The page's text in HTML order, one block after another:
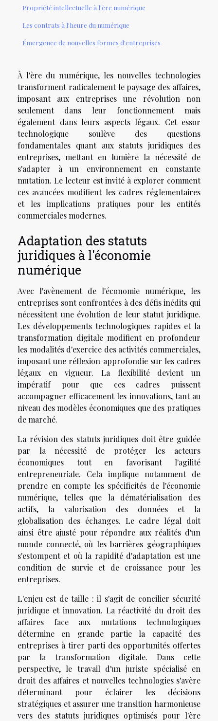
Propriété intellectuelle à l'ère numérique
Les contrats à l'heure du numérique
Émergence de nouvelles formes d'entreprises
À l'ère du numérique, les nouvelles technologies
transforment radicalement le paysage des affaires,
imposant aux entreprises une révolution non
seulement dans leur fonctionnement mais
également dans leurs aspects légaux. Cet essor
technologique soulève des questions
fondamentales quant aux statuts juridiques des
entreprises, mettant en lumière la nécessité de
s'adapter à un environnement en constante
mutation. Le lecteur est invité à explorer comment
ces avancées modifient les cadres réglementaires
et les implications pratiques pour les entités
commerciales modernes.
Adaptation des statuts
juridiques à l'économie
numérique
Avec l'avènement de l'économie numérique, les
entreprises sont confrontées à des défis inédits qui
nécessitent une évolution de leur statut juridique.
Les développements technologiques rapides et la
transformation digitale modifient en profondeur
les modalités d'exercice des activités commerciales,
imposant une réflexion approfondie sur les cadres
légaux en vigueur. La flexibilité devient un
impératif pour que ces cadres puissent
accompagner efficacement les innovations, tant au
niveau des modèles économiques que des pratiques
de marché.
La révision des statuts juridiques doit être guidée
par la nécessité de protéger les acteurs
économiques tout en favorisant l'agilité
entrepreneuriale. Cela implique notamment de
prendre en compte les spécificités de l'économie
numérique, telles que la dématérialisation des
actifs, la valorisation des données et la
globalisation des échanges. Le cadre légal doit
ainsi être ajusté pour répondre aux réalités d'un
monde connecté, où les barrières géographiques
s'estompent et où la rapidité d'adaptation est une
condition de survie et de croissance pour les
entreprises.
L'enjeu est de taille : il s'agit de concilier sécurité
juridique et innovation. La réactivité du droit des
affaires face aux mutations technologiques
détermine en grande partie la capacité des
entreprises à tirer parti des opportunités offertes
par la transformation digitale. Dans cette
perspective, le travail d'un juriste spécialisé en
droit des affaires et nouvelles technologies s'avère
déterminant pour éclairer les décisions
stratégiques et assurer une transition harmonieuse
vers des statuts juridiques optimisés pour l'ère